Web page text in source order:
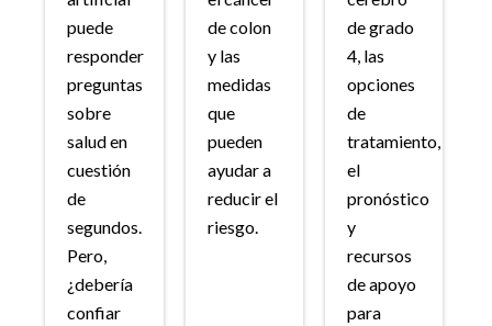
puede
responder
preguntas
sobre
salud en
cuestión
de
segundos.
Pero,
¿debería
confiar
de colon
y las
medidas
que
pueden
ayudar a
reducir el
riesgo.
de grado
4, las
opciones
de
tratamiento,
el
pronóstico
y
recursos
de apoyo
para